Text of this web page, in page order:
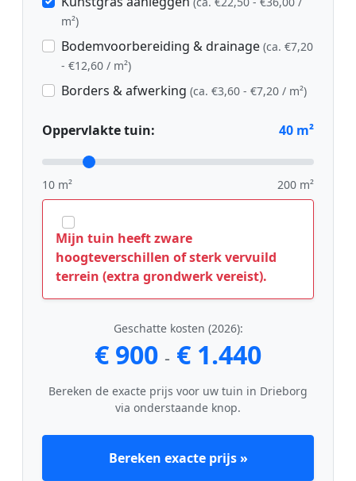
m²)
Bodemvoorbereiding & drainage (ca. €7,20
- €12,60 / m²)
Borders & afwerking (ca. €3,60 - €7,20 / m²)
Oppervlakte tuin: 40 m²
10 m² 200 m²
Mijn tuin heeft zware
hoogteverschillen of sterk vervuild
terrein (extra grondwerk vereist).
Geschatte kosten (2026):
€ 900 - € 1.440
Bereken de exacte prijs voor uw tuin in Drieborg
via onderstaande knop.
Bereken exacte prijs »